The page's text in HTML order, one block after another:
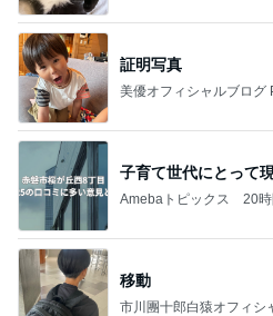
証明写真
美優オフィシャルブログ
子育て世代にとって
Amebaトピックス 20
移動
市川團十郎白猿オフィシ